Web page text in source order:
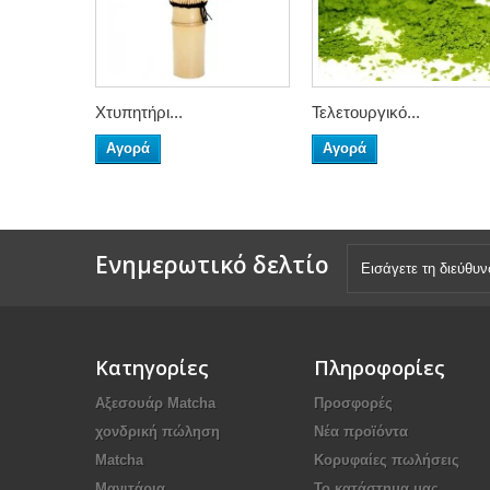
Χτυπητήρι...
Αγορά
Τελετουργικό...
Αγορά
Ενημερωτικό δελτίο
Κατηγορίες
Αξεσουάρ Μatcha
χονδρική πώληση
Matcha
Πληροφορίες
Προσφορές
Νέα προϊόντα
Κορυφαίες πωλήσεις